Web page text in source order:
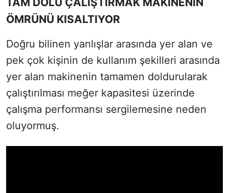
ÖMRÜNÜ KISALTIYOR
Doğru bilinen yanlışlar arasında yer alan ve
pek çok kişinin de kullanım şekilleri arasında
yer alan makinenin tamamen doldurularak
çalıştırılması meğer kapasitesi üzerinde
çalışma performansı sergilemesine neden
oluyormuş.